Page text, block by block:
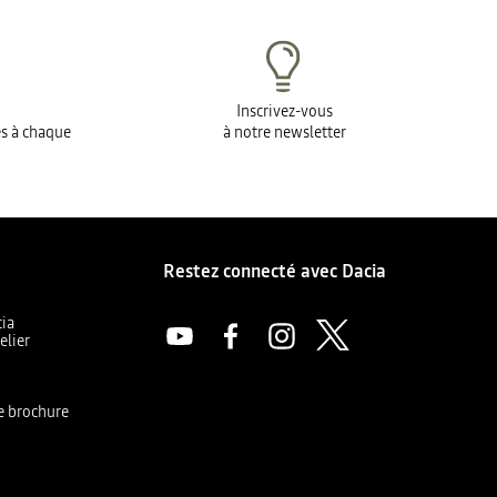
à chaque
Inscrivez-vous
à notre newsletter
brochure
Restez connecté avec Dacia